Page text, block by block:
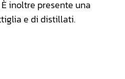
inoltre presente una
e di distillati.